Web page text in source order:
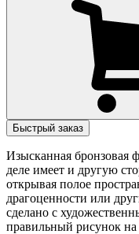
Быстрый заказ
Изысканная бронзовая
деле имеет и другую
открывая полое
драгоценности или
сделано с
правильный рисунок